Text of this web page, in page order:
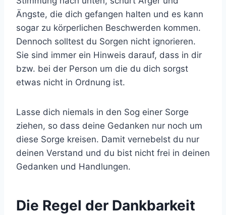
Ängste, die dich gefangen halten und es kann
sogar zu körperlichen Beschwerden kommen.
Dennoch solltest du Sorgen nicht ignorieren.
Sie sind immer ein Hinweis darauf, dass in dir
bzw. bei der Person um die du dich sorgst
etwas nicht in Ordnung ist.
Lasse dich niemals in den Sog einer Sorge
ziehen, so dass deine Gedanken nur noch um
diese Sorge kreisen. Damit vernebelst du nur
deinen Verstand und du bist nicht frei in deinen
Gedanken und Handlungen.
Die Regel der Dankbarkeit